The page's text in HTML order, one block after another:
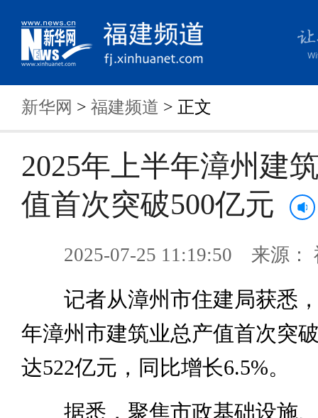
新华网 > 福建频道 > 正文
2025年上半年漳州建
值首次突破500亿元
2025-07-25 11:19:50 来源：
记者从漳州市住建局获悉，
年漳州市建筑业总产值首次突
达522亿元，同比增长6.5%。
据悉，聚焦市政基础设施、